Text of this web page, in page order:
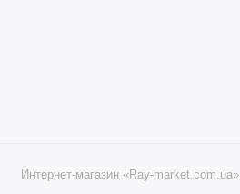
Интернет-магазин «Ray-market.com.ua»